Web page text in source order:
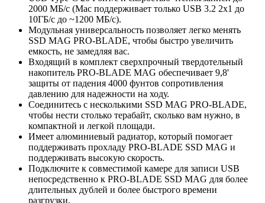
2000 МБ/с (Mac поддерживает только USB 3.2 2x1 до
10ГБ/с до ~1200 МБ/с).
Модульная универсальность позволяет легко менять
SSD MAG PRO-BLADE, чтобы быстро увеличить
емкость, не замедляя вас.
Входящий в комплект сверхпрочный твердотельный
накопитель PRO-BLADE MAG обеспечивает 9,8'
защиты от падения 4000 фунтов сопротивления
давлению для надежности на ходу.
Соединитесь с несколькими SSD MAG PRO-BLADE,
чтобы нести столько терабайт, сколько вам нужно, в
компактной и легкой площади.
Имеет алюминиевый радиатор, который помогает
поддерживать прохладу PRO-BLADE SSD MAG и
поддерживать высокую скорость.
Подключите к совместимой камере для записи USB
непосредственно к PRO-BLADE SSD MAG для более
длительных дублей и более быстрого времени
разгрузки.